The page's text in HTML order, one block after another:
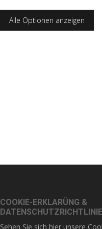
Alle Optionen anzeigen
COOKIE-ERKLARÜNG &
DATENSCHUTZRICHTLINIE
Sehen Sie sich hier unsere